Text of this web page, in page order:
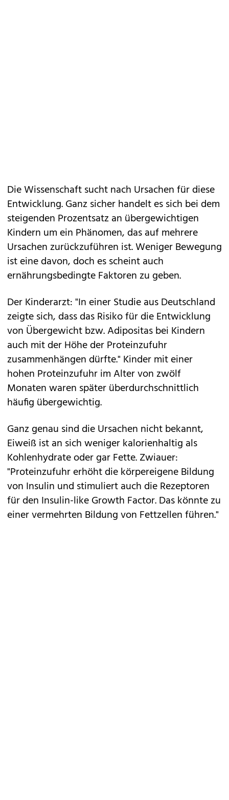
Die Wissenschaft sucht nach Ursachen für diese
Entwicklung. Ganz sicher handelt es sich bei dem
steigenden Prozentsatz an übergewichtigen
Kindern um ein Phänomen, das auf mehrere
Ursachen zurückzuführen ist. Weniger Bewegung
ist eine davon, doch es scheint auch
ernährungsbedingte Faktoren zu geben.
Der Kinderarzt: "In einer Studie aus Deutschland
zeigte sich, dass das Risiko für die Entwicklung
von Übergewicht bzw. Adipositas bei Kindern
auch mit der Höhe der Proteinzufuhr
zusammenhängen dürfte." Kinder mit einer
hohen Proteinzufuhr im Alter von zwölf
Monaten waren später überdurchschnittlich
häufig übergewichtig.
Ganz genau sind die Ursachen nicht bekannt,
Eiweiß ist an sich weniger kalorienhaltig als
Kohlenhydrate oder gar Fette. Zwiauer:
"Proteinzufuhr erhöht die körpereigene Bildung
von Insulin und stimuliert auch die Rezeptoren
für den Insulin-like Growth Factor. Das könnte zu
einer vermehrten Bildung von Fettzellen führen."